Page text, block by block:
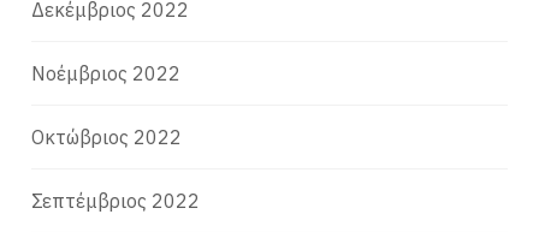
Δεκέμβριος 2022
Νοέμβριος 2022
Οκτώβριος 2022
Σεπτέμβριος 2022